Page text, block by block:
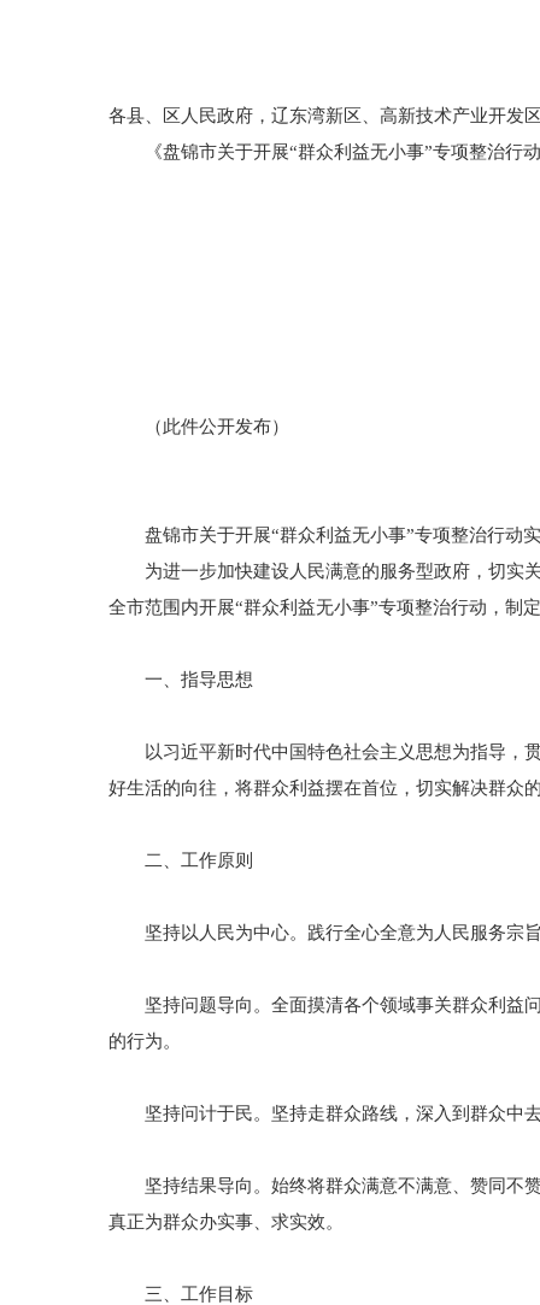
各县、区人民政府，辽东湾新区、高新技术产业开发
《盘锦市关于开展“群众利益无小事”专项整治行
（此件公开发布）
盘锦市关于开展“群众利益无小事”专项整治行动
为进一步加快建设人民满意的服务型政府，切实关
全市范围内开展“群众利益无小事”专项整治行动，制
一、指导思想
以习近平新时代中国特色社会主义思想为指导，贯
好生活的向往，将群众利益摆在首位，切实解决群众
二、工作原则
坚持以人民为中心。践行全心全意为人民服务宗旨
坚持问题导向。全面摸清各个领域事关群众利益问
的行为。
坚持问计于民。坚持走群众路线，深入到群众中去
坚持结果导向。始终将群众满意不满意、赞同不赞
真正为群众办实事、求实效。
三、工作目标